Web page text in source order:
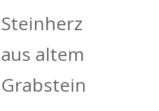
Steinherz
aus altem
Grabstein